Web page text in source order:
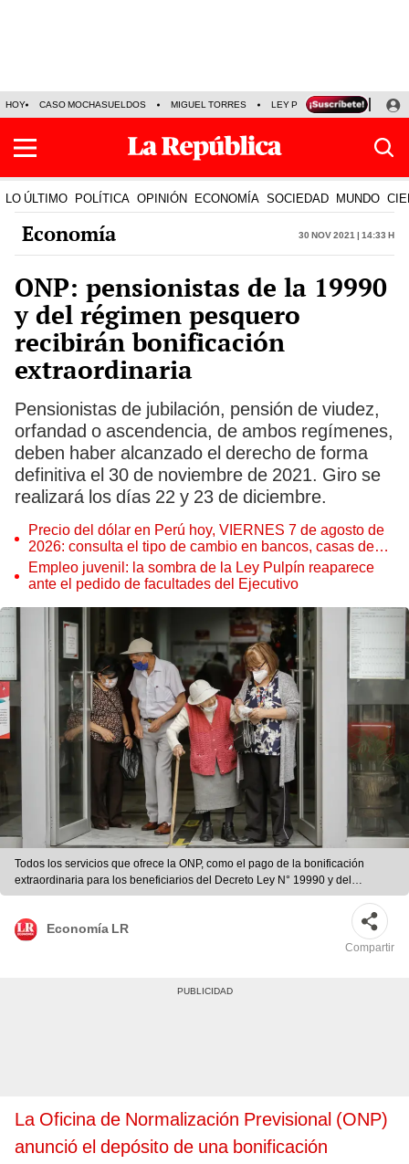
HOY CASO MOCHASUELDOS MIGUEL TORRES LEY PULPÍN PRECIO DEL
LO ÚLTIMO POLÍTICA OPINIÓN ECONOMÍA SOCIEDAD MUNDO
Economía 30 Nov 2021 | 14:33 h
ONP: pensionistas de la 19990
y del régimen pesquero
recibirán bonificación
extraordinaria
Pensionistas de jubilación, pensión de viudez,
orfandad o ascendencia, de ambos regímenes,
deben haber alcanzado el derecho de forma
definitiva el 30 de noviembre de 2021. Giro se
realizará los días 22 y 23 de diciembre.
Precio del dólar en Perú hoy, VIERNES 7 de agosto de
2026: consulta el tipo de cambio en bancos, casas de
cambio y plataformas digitales
Empleo juvenil: la sombra de la Ley Pulpín reaparece
ante el pedido de facultades del Ejecutivo
Todos los servicios que ofrece la ONP, como el pago de la bonificación
extraordinaria para los beneficiarios del Decreto Ley N° 19990 y del
Régimen Especial Pesquero regulado por la Ley N° 30003, son gratuitos y
Economía LR
Compartir
La Oficina de Normalización Previsional (ONP)
anunció el depósito de una bonificación